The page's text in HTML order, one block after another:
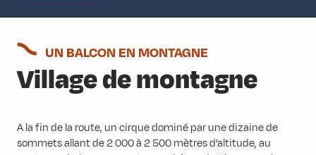
UN BALCON EN MONTAGNE
Village de montagne
A la fin de la route, un cirque dominé par une dizaine de
sommets allant de 2 000 à 2 500 mètres d’altitude, au